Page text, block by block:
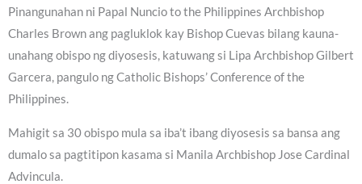
Pinangunahan ni Papal Nuncio to the Philippines Archbishop
Charles Brown ang pagluklok kay Bishop Cuevas bilang kauna-
unahang obispo ng diyosesis, katuwang si Lipa Archbishop Gilbert
Garcera, pangulo ng Catholic Bishops’ Conference of the
Philippines.
Mahigit sa 30 obispo mula sa iba’t ibang diyosesis sa bansa ang
dumalo sa pagtitipon kasama si Manila Archbishop Jose Cardinal
Advincula.